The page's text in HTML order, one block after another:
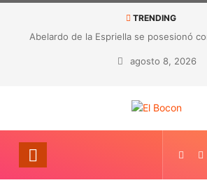
TRENDING
Abelardo de la Espriella se posesionó
Colombia
agosto 8, 2026